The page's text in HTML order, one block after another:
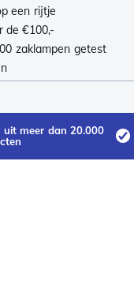
een rijtje
de €100,-
zaklampen getest
uit meer dan 20.000